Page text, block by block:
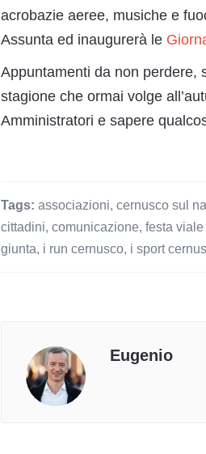
acrobazie aeree, musiche e
Assunta ed inaugurerà le
Appuntamenti da non perdere,
stagione che ormai volge
Amministratori e sapere
Tags: associazioni, cernusco sul
cittadini, comunicazione, festa
giunta, i run cernusco, i sport
Eugenio